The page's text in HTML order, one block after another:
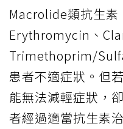
Macrolide類抗生
Erythromycin、
Trimethoprim/
患者不適症狀。但
能無法減輕症狀，
者經過適當抗生素